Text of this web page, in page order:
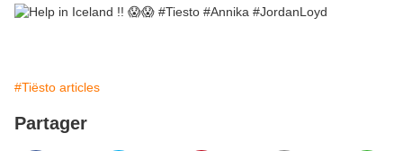
#Tiësto articles
Partager